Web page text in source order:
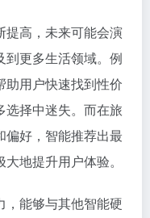
提高，未来可能会演
到更多生活领域。例
助用户快速找到性价
选择中迷失。而在旅
偏好，智能推荐出最
地提升用户体验。
，能够与其他智能硬